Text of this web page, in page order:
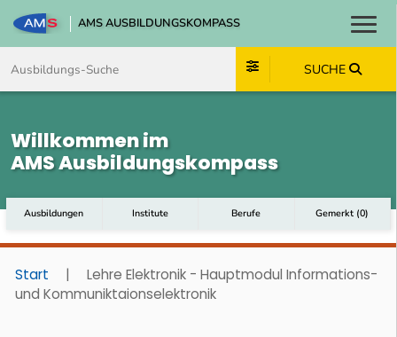
AMS AUSBILDUNGSKOMPASS
SUCHE
Willkommen im
AMS Ausbildungskompass
Ausbildungen Institute Berufe Gemerkt (0)
Start |
Lehre Elektronik - Hauptmodul Informations-
und Kommuniktaionselektronik